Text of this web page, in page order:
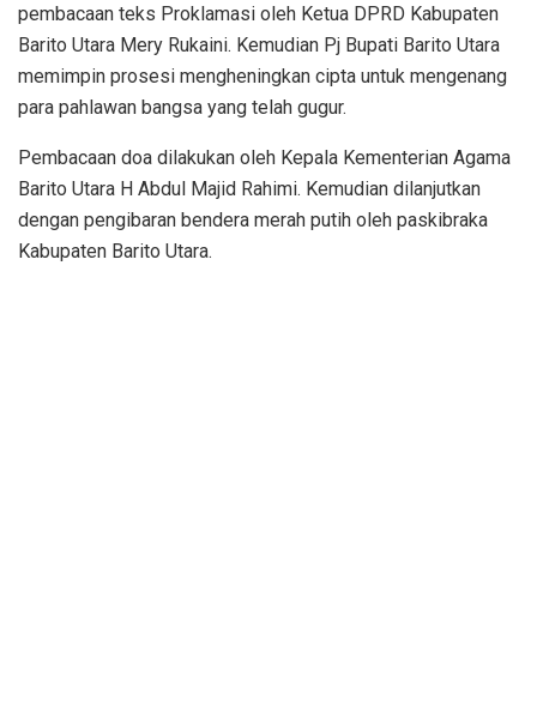
pembacaan teks Proklamasi oleh Ketua DPRD Kabupaten
Barito Utara Mery Rukaini. Kemudian Pj Bupati Barito Utara
memimpin prosesi mengheningkan cipta untuk mengenang
para pahlawan bangsa yang telah gugur.
Pembacaan doa dilakukan oleh Kepala Kementerian Agama
Barito Utara H Abdul Majid Rahimi. Kemudian dilanjutkan
dengan pengibaran bendera merah putih oleh paskibraka
Kabupaten Barito Utara.